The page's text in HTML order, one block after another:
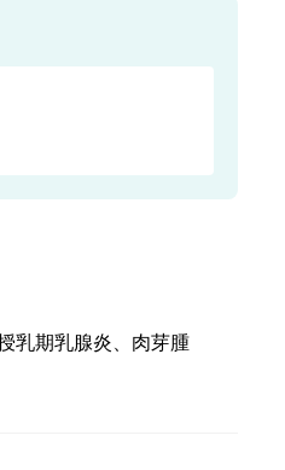
乳期乳腺炎、肉芽腫